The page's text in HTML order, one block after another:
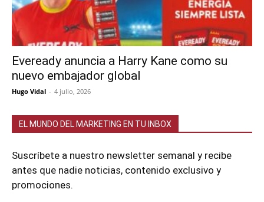
Eveready anuncia a Harry Kane como su
nuevo embajador global
Hugo Vidal - 4 julio, 2026
EL MUNDO DEL MARKETING EN TU INBOX
Suscríbete a nuestro newsletter semanal y recibe
antes que nadie noticias, contenido exclusivo y
promociones.